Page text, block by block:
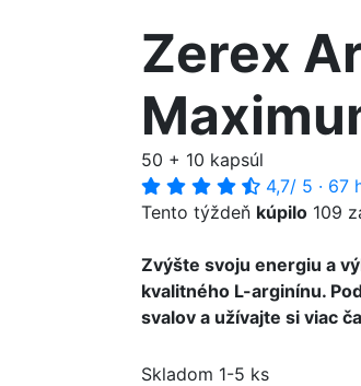
Zerex
50 + 10 kapsúl
4,7/ 5 · 67
Tento týždeň kúpilo 109
Zvýšte svoju energiu a
kvalitného L-arginínu.
svalov a užívajte si viac
Skladom 1-5 ks